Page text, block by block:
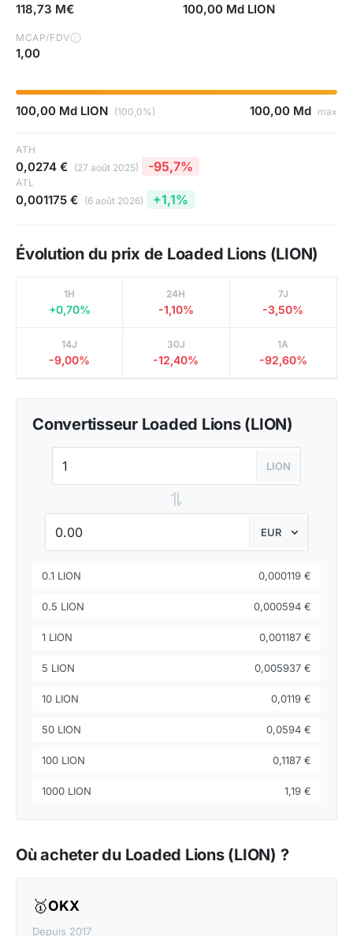
118,73 M€ 100,00 Md LION
MCAP/FDV i
1,00
100,00 Md LION (100,0%) 100,00 Md max
ATH
0,0274 € (27 août 2025) -95,7%
ATL
0,001175 € (6 août 2026) +1,1%
Évolution du prix de Loaded Lions (LION)
1H
+0,70%
24H
-1,10%
7J
-3,50%
14J
-9,00%
30J
-12,40%
1A
-92,60%
Convertisseur Loaded Lions (LION)
LION
⇌
0.1 LION 0,000119 €
0.5 LION 0,000594 €
1 LION 0,001187 €
5 LION 0,005937 €
10 LION 0,0119 €
50 LION 0,0594 €
100 LION 0,1187 €
1000 LION 1,19 €
Où acheter du Loaded Lions (LION) ?
🥇OKX
Depuis 2017